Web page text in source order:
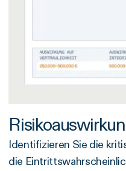
Identifizieren Sie die
die